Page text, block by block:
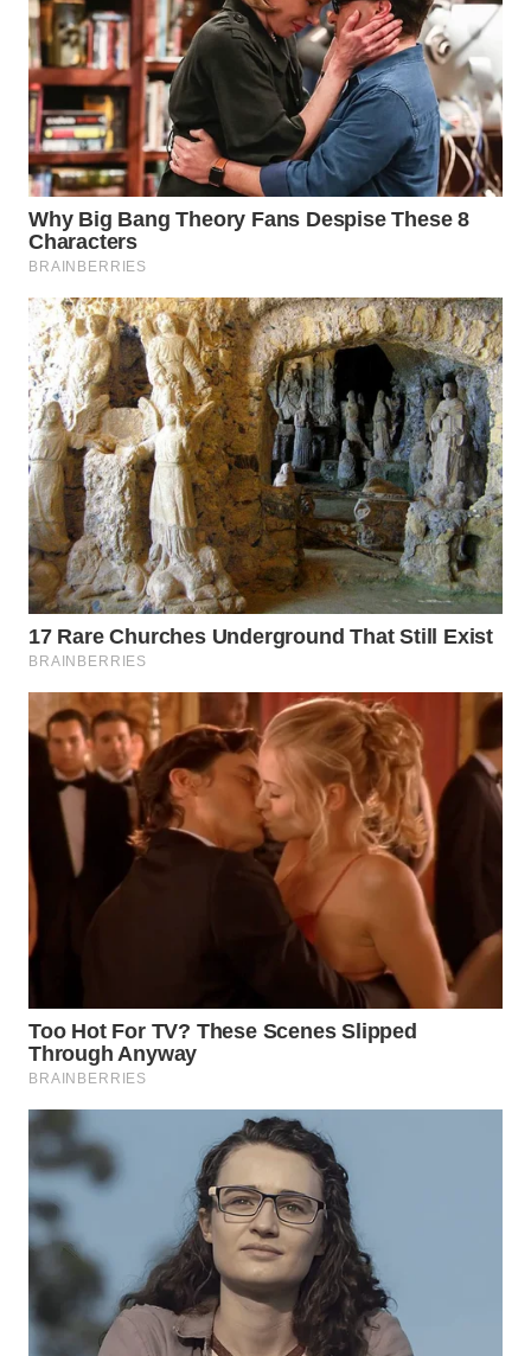
WN
TANGERANG
WN
BINJAI
WN
CIREBON
WN
INDRAMAYU
WN
KUNINGAN
WN
MAJALENGKA
WN
SUBANG
WN
SUKABUMI
WN
PURWAKARTA
WN
PRIANGAN
WN
SOLO
BOROBUDUR
MADURA
WN
SURABAYA